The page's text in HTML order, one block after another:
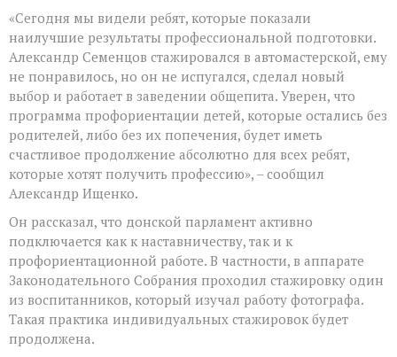
«Сегодня мы видели ребят, которые показали
наилучшие результаты профессиональной подготовки.
Александр Семенцов стажировался в автомастерской, ему
не понравилось, но он не испугался, сделал новый
выбор и работает в заведении общепита. Уверен, что
программа профориентации детей, которые остались без
родителей, либо без их попечения, будет иметь
счастливое продолжение абсолютно для всех ребят,
которые хотят получить профессию», – сообщил
Александр Ищенко.
Он рассказал, что донской парламент активно
подключается как к наставничеству, так и к
профориентационной работе. В частности, в аппарате
Законодательного Собрания проходил стажировку один
из воспитанников, который изучал работу фотографа.
Такая практика индивидуальных стажировок будет
продолжена.